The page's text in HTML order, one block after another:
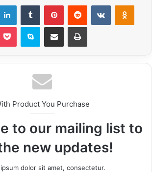
LinkedInTumblr PinterestReddit VKontakte
Pocket Skype E-Posta ile paylaş Yazdır
Product You Purchase
to our mailing list to
new updates!
dolor sit amet, consectetur.